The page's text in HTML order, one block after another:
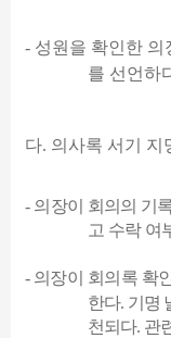
- 성원을 확인한 의
를 선언하
다. 의사록 서기 지
- 의장이 회의의 기
고 수락 여
- 의장이 회의록 확
한다. 기명
천되다. 관